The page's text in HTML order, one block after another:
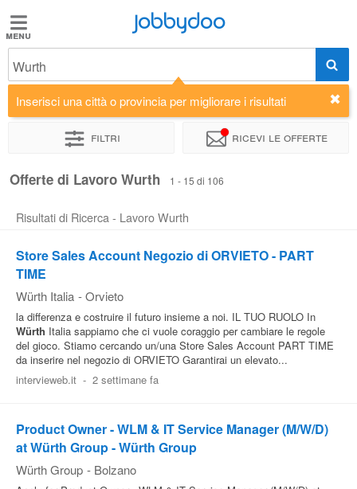
Jobbydoo
Offerte
di
lavoro
Elenco
Blog
Pubblica
Area
Aziende
Jobbydoo
Wurth
Inserisci una città o provincia per migliorare i risultati
Filtri Ricevi le offerte
Offerte di Lavoro Wurth 1 - 15 di 106
Risultati di Ricerca - Lavoro Wurth
Store Sales Account Negozio di ORVIETO - PART
TIME
Würth Italia - Orvieto
la differenza e costruire il futuro insieme a noi. IL TUO RUOLO In
Würth Italia sappiamo che ci vuole coraggio per cambiare le regole
del gioco. Stiamo cercando un/una Store Sales Account PART TIME
da inserire nel negozio di ORVIETO Garantirai un elevato...
intervieweb.it - 2 settimane fa
Product Owner - WLM & IT Service Manager (M/W/D)
at Würth Group - Würth Group
Würth Group - Bolzano